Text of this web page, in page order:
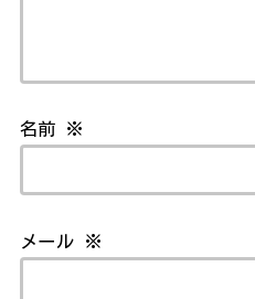
名前 ※
メール ※